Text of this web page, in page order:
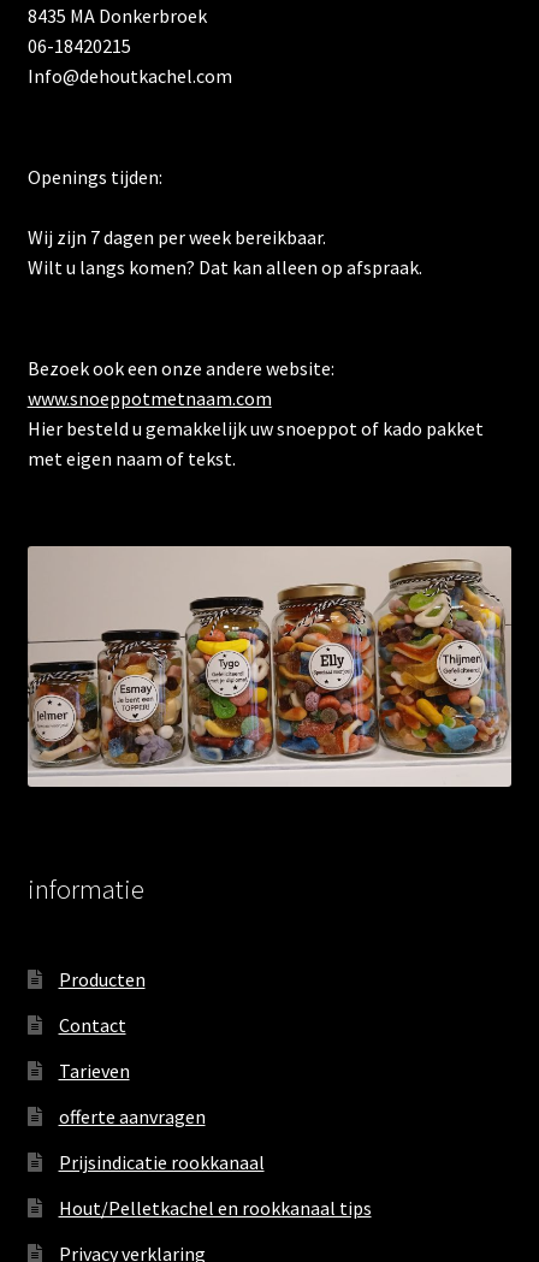
8435 MA Donkerbroek
06-18420215
Info@dehoutkachel.com
Openings tijden:
Wij zijn 7 dagen per week bereikbaar.
Wilt u langs komen? Dat kan alleen op afspraak.
Bezoek ook een onze andere website:
www.snoeppotmetnaam.com
Hier besteld u gemakkelijk uw snoeppot of kado pakket
met eigen naam of tekst.
informatie
Producten
Contact
Tarieven
offerte aanvragen
Prijsindicatie rookkanaal
Hout/Pelletkachel en rookkanaal tips
Privacy verklaring